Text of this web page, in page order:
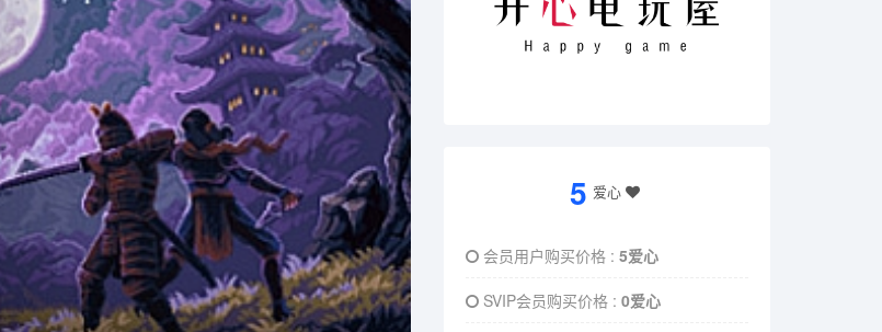
5 爱心
会员用户购买价格 :5爱心
SVIP会员购买价格 :0爱心